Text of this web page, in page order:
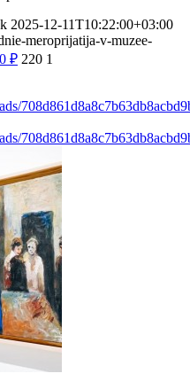
2025-12-11T10:22:00+03:00
meroprijatija-v-muzee-
₽ 220 1